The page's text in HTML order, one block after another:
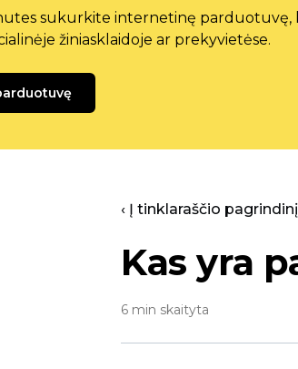
sukurkite internetinę
žiniasklaidoje ar prekyvietėse.
‹ Į tinklaraščio
Kas yra
6 min skaityta